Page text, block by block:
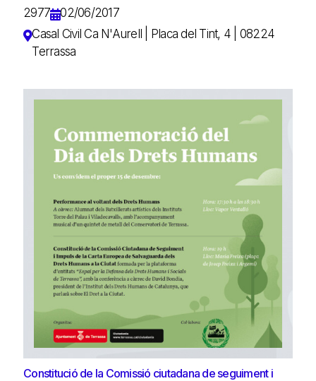
2977
02/06/2017
Casal Civil Ca N'Aurell | Placa del Tint, 4 | 08224
Terrassa
Constitució de la Comissió ciutadana de seguiment i